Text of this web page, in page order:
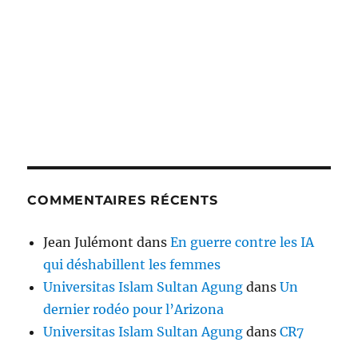
COMMENTAIRES RÉCENTS
Jean Julémont dansEn guerre contre les IA
qui déshabillent les femmes
Universitas Islam Sultan Agung dansUn
dernier rodéo pour l’Arizona
Universitas Islam Sultan Agung dansCR7